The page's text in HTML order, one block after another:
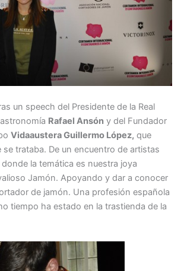
un speech del Presidente de la Real
Rafael Ansón y del Fundador
Vidaaustera Guillermo López, que
se trataba. De un encuentro de artistas
la temática es nuestra joya
Jamón. Apoyando y dar a conocer
de jamón. Una profesión española
tiempo ha estado en la trastienda de la